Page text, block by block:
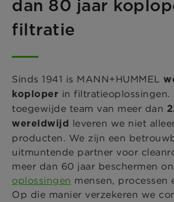
dan 80 jaar
filtratie
Sinds 1941 is MANN+HUMMEL
koploper in filtratieoplossingen.
toegewijde team van meer dan
wereldwijd leveren we niet
producten. We zijn een
uitmuntende partner voor
meer dan 60 jaar beschermen
oplossingen mensen, processen
Op die manier verzekeren we